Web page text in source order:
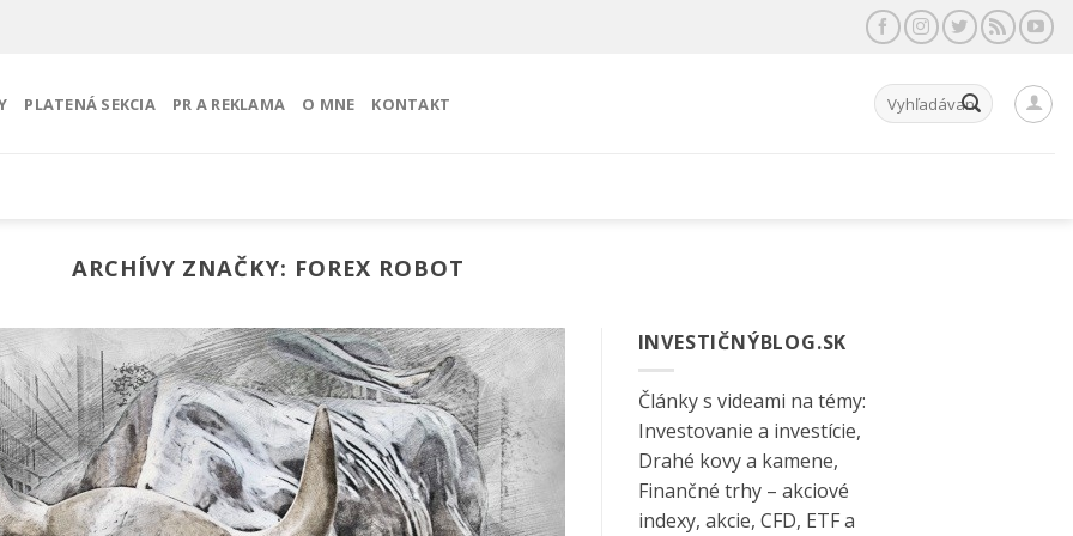
PLATENÁ SEKCIA PR A REKLAMA O MNE KONTAKT Hľadať:
ARCHÍVY ZNAČKY: FOREX ROBOT
INVESTIČNÝBLOG.SK
Články s videami na témy:
Investovanie a investície,
Drahé kovy a kamene,
Finančné trhy – akciové
indexy, akcie, CFD, ETF a